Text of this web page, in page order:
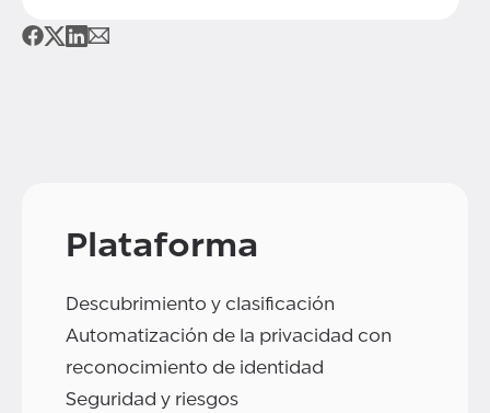
Plataforma
Descubrimiento y clasificación
Automatización de la privacidad con
reconocimiento de identidad
Seguridad y riesgos